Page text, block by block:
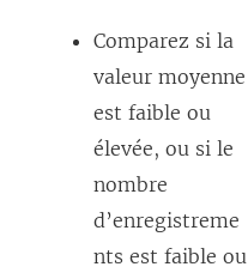
Comparez si la
valeur moyenne
est faible ou
élevée, ou si le
nombre
d’enregistreme
nts est faible ou